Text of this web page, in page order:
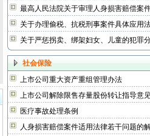
最高人民法院关于审理人身损害赔偿案
关于办理偷税、抗税刑事案件具体应用
关于严惩拐卖、绑架妇女、儿童的犯罪
社会保险
上市公司重大资产重组管理办法
上市公司解除限售存量股份转让指导意
医疗事故处理条例
人身损害赔偿案件适用法律若干问题的